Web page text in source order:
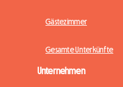
Gästezimmer
Gesamte Unterkünfte
Unternehmen